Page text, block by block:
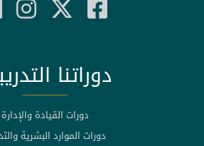
دوراتنا
دورات القيادة والإدارة
دورات الموارد البشرية